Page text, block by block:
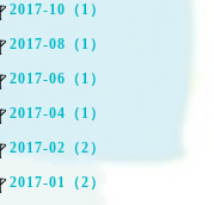
2017-10（1）
2017-08（1）
2017-06（1）
2017-04（1）
2017-02（2）
2017-01（2）